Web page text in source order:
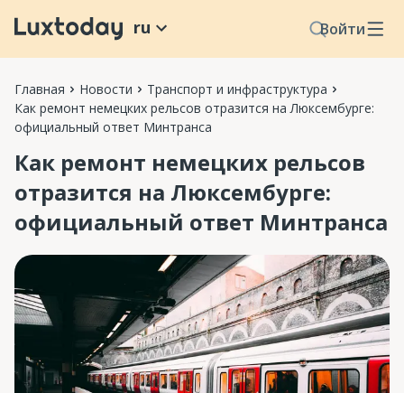
Войти
ru
Главная Новости
Транспорт и инфраструктура
Как ремонт немецких рельсов отразится на Люксембурге:
официальный ответ Минтранса
Как ремонт немецких рельсов
отразится на Люксембурге:
официальный ответ Минтранса